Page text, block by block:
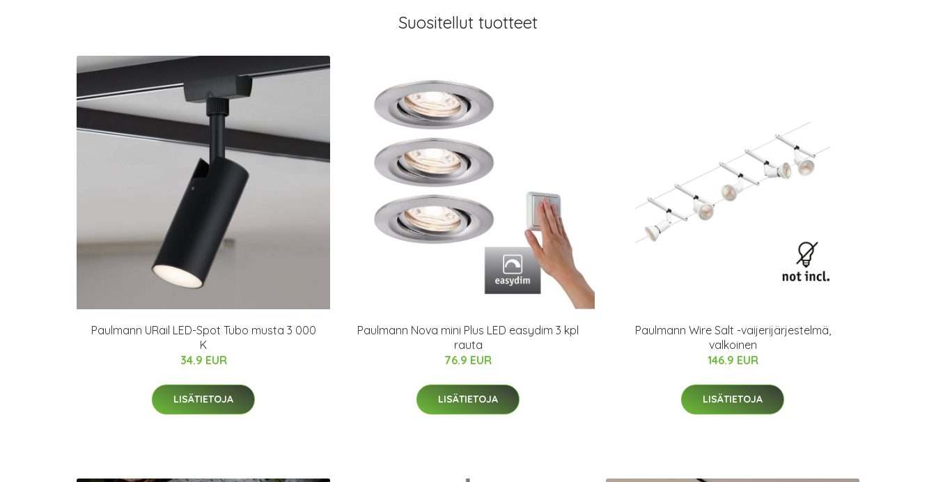
Suositellut tuotteet
Paulmann URail LED-Spot Tubo musta 3 000
K
34.9 EUR
LISÄTIETOJA
Paulmann Nova mini Plus LED easydim 3 kpl
rauta
76.9 EUR
LISÄTIETOJA
Paulmann Wire Salt -vaijerijärjestelmä,
valkoinen
146.9 EUR
LISÄTIETOJA